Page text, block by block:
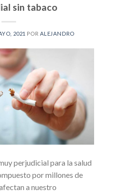
sin tabaco
2021 POR ALEJANDRO
perjudicial para la salud
por millones de
a nuestro